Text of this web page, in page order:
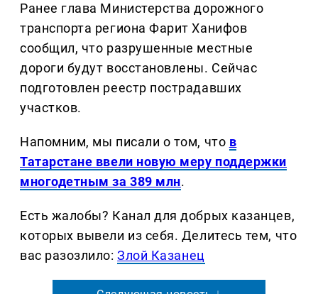
Ранее глава Министерства дорожного
транспорта региона Фарит Ханифов
сообщил, что разрушенные местные
дороги будут восстановлены. Сейчас
подготовлен реестр пострадавших
участков.
Напомним, мы писали о том, что в
Татарстане ввели новую меру поддержки
многодетным за 389 млн.
Есть жалобы? Канал для добрых казанцев,
которых вывели из себя. Делитеcь тем, что
вас разозлило:Злой Казанец